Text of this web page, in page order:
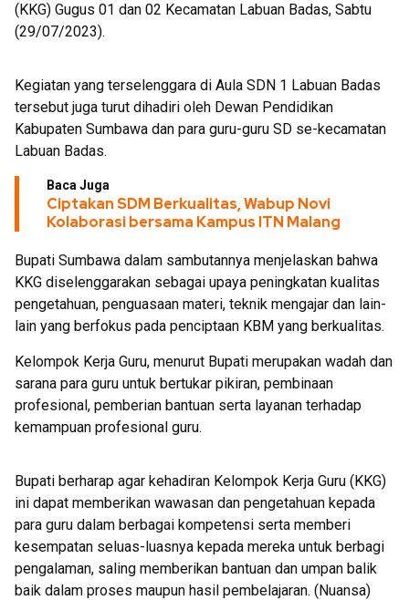
(KKG) Gugus 01 dan 02 Kecamatan Labuan Badas, Sabtu
(29/07/2023).
Kegiatan yang terselenggara di Aula SDN 1 Labuan Badas
tersebut juga turut dihadiri oleh Dewan Pendidikan
Kabupaten Sumbawa dan para guru-guru SD se-kecamatan
Labuan Badas.
Baca Juga
Ciptakan SDM Berkualitas, Wabup Novi
Kolaborasi bersama Kampus ITN Malang
Bupati Sumbawa dalam sambutannya menjelaskan bahwa
KKG diselenggarakan sebagai upaya peningkatan kualitas
pengetahuan, penguasaan materi, teknik mengajar dan lain-
lain yang berfokus pada penciptaan KBM yang berkualitas.
Kelompok Kerja Guru, menurut Bupati merupakan wadah dan
sarana para guru untuk bertukar pikiran, pembinaan
profesional, pemberian bantuan serta layanan terhadap
kemampuan profesional guru.
Bupati berharap agar kehadiran Kelompok Kerja Guru (KKG)
ini dapat memberikan wawasan dan pengetahuan kepada
para guru dalam berbagai kompetensi serta memberi
kesempatan seluas-luasnya kepada mereka untuk berbagi
pengalaman, saling memberikan bantuan dan umpan balik
baik dalam proses maupun hasil pembelajaran. (Nuansa)